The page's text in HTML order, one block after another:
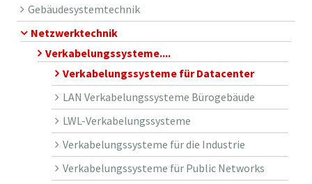
Gebäudesystemtechnik
Netzwerktechnik
Verkabelungssysteme....
Verkabelungssysteme für Datacenter
LAN Verkabelungssysteme Bürogebäude
LWL-Verkabelungssysteme
Verkabelungssysteme für die Industrie
Verkabelungssysteme für Public Networks